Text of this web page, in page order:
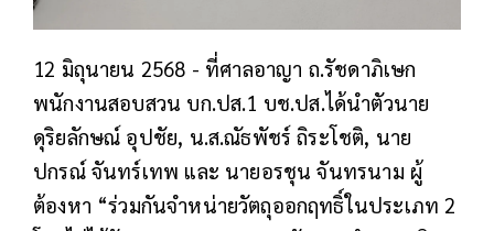
12 มิถุนายน 2568 - ที่ศาลอาญา ถ.รัชดาภิเษก
พนักงานสอบสวน บก.ปส.1 บช.ปส.ได้นำตัวนาย
ดุริยลักษณ์ อุปชัย, น.ส.ณัธพัชร์ ถิระโชติ, นาย
ปกรณ์ จันทร์เทพ และ นายอรชุน จันทรนาม ผู้
ต้องหา “ร่วมกันจำหน่ายวัตถุออกฤทธิ์ในประเภท 2